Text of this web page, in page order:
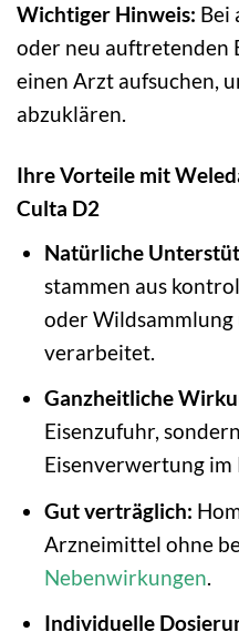
Wichtiger Hinweis: Bei
oder neu auftretenden
einen Arzt aufsuchen,
abzuklären.
Ihre Vorteile mit
Culta D2
Natürliche
stammen aus
oder
verarbeitet.
Ganzheitliche
Eisenzufuhr,
Eisenverwertung im
Gut verträglich:
Arzneimittel ohne
Nebenwirkungen.
Individuelle